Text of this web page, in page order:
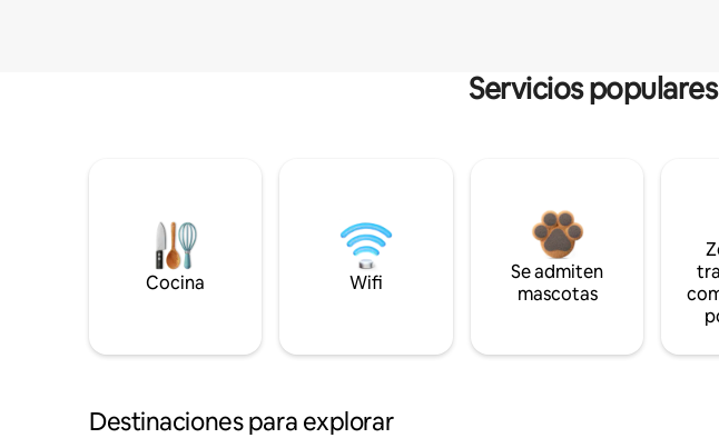
Servicios
Cocina Wifi
Se admiten
mascotas
Destinaciones para explorar